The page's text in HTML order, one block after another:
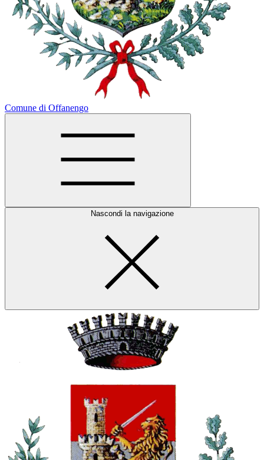
Comune di Offanengo
Nascondi la navigazione